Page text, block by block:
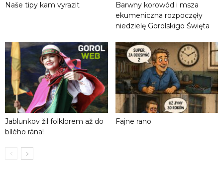
Naše tipy kam vyrazit
Barwny korowód i msza
ekumeniczna rozpoczęły
niedzielę Gorolskigo Święta
Jablunkov žil folklorem až do
bílého rána!
Fajne rano